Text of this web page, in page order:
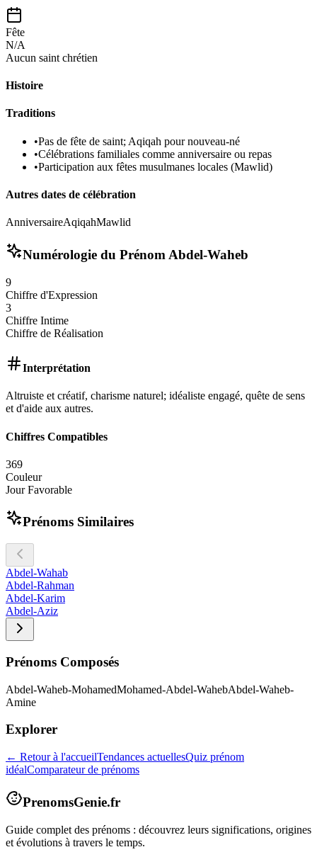
Fête
N/A
Aucun saint chrétien
Histoire
Traditions
•Pas de fête de saint; Aqiqah pour nouveau-né
•Célébrations familiales comme anniversaire ou repas
•Participation aux fêtes musulmanes locales (Mawlid)
Autres dates de célébration
AnniversaireAqiqahMawlid
Numérologie du Prénom Abdel-Waheb
9
Chiffre d'Expression
3
Chiffre Intime
Chiffre de Réalisation
Interprétation
Altruiste et créatif, charisme naturel; idéaliste engagé, quête de sens
et d'aide aux autres.
Chiffres Compatibles
369
Couleur
Jour Favorable
Prénoms Similaires
Abdel-Wahab
Abdel-Rahman
Abdel-Karim
Abdel-Aziz
Prénoms Composés
Abdel-Waheb-MohamedMohamed-Abdel-WahebAbdel-Waheb-
Amine
Explorer
← Retour à l'accueilTendances actuellesQuiz prénom
idéalComparateur de prénoms
PrenomsGenie.fr
Guide complet des prénoms : découvrez leurs significations, origines
et évolutions à travers le temps.